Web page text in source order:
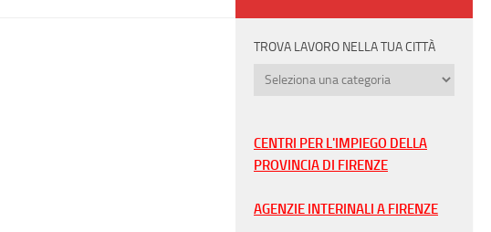
TROVA LAVORO NELLA TUA CITTÀ
Trova
tua
città
CENTRI PER L'IMPIEGO DELLA
PROVINCIA DI FIRENZE
AGENZIE INTERINALI A FIRENZE